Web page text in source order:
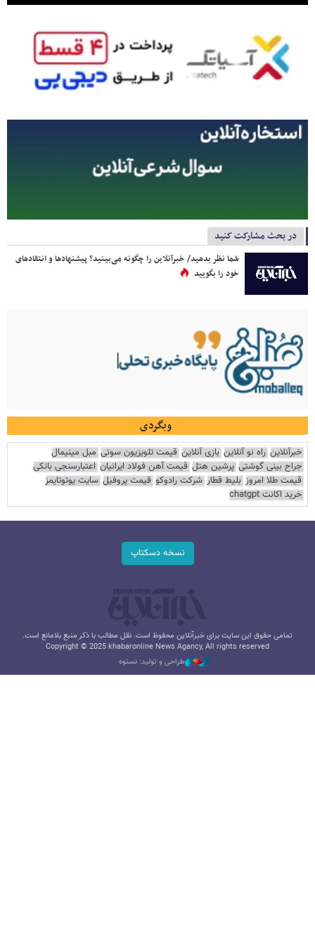
در بحث مشارکت کنید
شما نظر بدهید/ خبرآنلاین را چگونه می‌بینید؟ پیشنهادها و انتقادهای
خود را بگویید
وبگردی
خبرآنلاین راه نو آنلاین بازی آنلاین قیمت تلویزیون سونی مبل مینیمال
جراح بینی گوشتی پرشین هتل قیمت آهن فولاد ایرانیان اعتبارسنجی بانکی
قیمت طلا امروز بلیط قطار شرکت رادوکو قیمت پروفیل سایت یوتوتایمز
خرید اکانت chatgpt
نسخه دسکتاپ
تمامی حقوق این سایت برای خبرآنلاین محفوظ است. نقل مطالب با ذکر منبع بلامانع است.
Copyright © 2025 khabaronline News Agancy, All rights reserved
طراحی و تولید: نستوه